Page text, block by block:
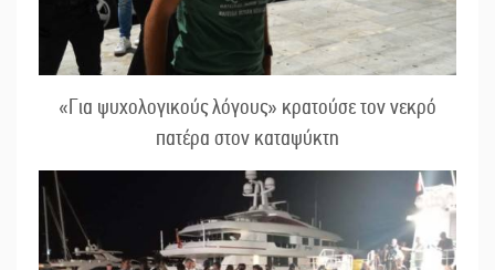
«Για ψυχολογικούς λόγους» κρατούσε τον νεκρό
πατέρα στον καταψύκτη